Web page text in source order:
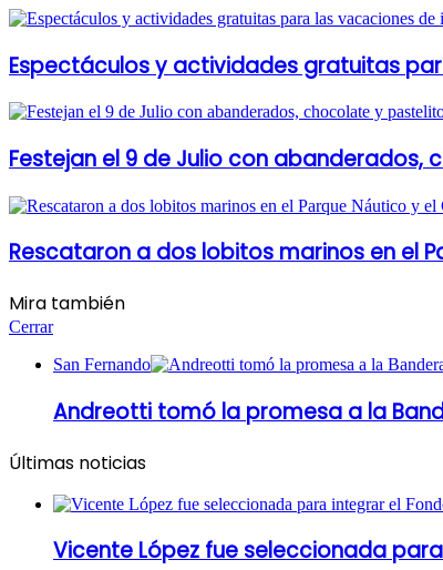
Espectáculos y actividades gratuitas
Festejan el 9 de Julio con abanderados,
Rescataron a dos lobitos marinos en el
Mira también
Cerrar
San Fernando
Andreotti tomó la promesa a la
Últimas noticias
Vicente López fue seleccionada